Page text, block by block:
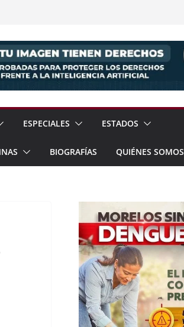
ESPECIALES ESTADOS
BIOGRAFÍAS QUIÉNES SOMOS